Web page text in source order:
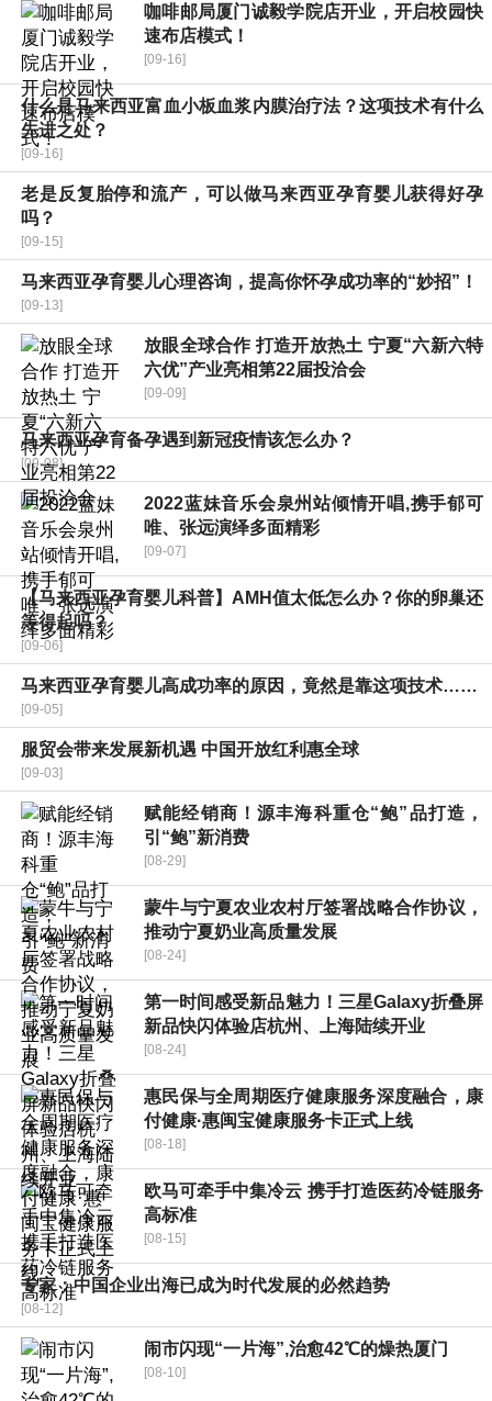
咖啡邮局厦门诚毅学院店开业，开启校园快
速布店模式！
[09-16]
什么是马来西亚富血小板血浆内膜治疗法？这项技术有什么
先进之处？
[09-16]
老是反复胎停和流产，可以做马来西亚孕育婴儿获得好孕
吗？
[09-15]
马来西亚孕育婴儿心理咨询，提高你怀孕成功率的“妙招”！
[09-13]
放眼全球合作 打造开放热土 宁夏“六新六特
六优”产业亮相第22届投洽会
[09-09]
马来西亚孕育备孕遇到新冠疫情该怎么办？
[09-08]
2022蓝妹音乐会泉州站倾情开唱,携手郁可
唯、张远演绎多面精彩
[09-07]
【马来西亚孕育婴儿科普】AMH值太低怎么办？你的卵巢还
等得起吗？
[09-06]
马来西亚孕育婴儿高成功率的原因，竟然是靠这项技术……
[09-05]
服贸会带来发展新机遇 中国开放红利惠全球
[09-03]
赋能经销商！源丰海科重仓“鲍”品打造，
引“鲍”新消费
[08-29]
蒙牛与宁夏农业农村厅签署战略合作协议，
推动宁夏奶业高质量发展
[08-24]
第一时间感受新品魅力！三星Galaxy折叠屏
新品快闪体验店杭州、上海陆续开业
[08-24]
惠民保与全周期医疗健康服务深度融合，康
付健康·惠闽宝健康服务卡正式上线
[08-18]
欧马可牵手中集冷云 携手打造医药冷链服务
高标准
[08-15]
专家：中国企业出海已成为时代发展的必然趋势
[08-12]
闹市闪现“一片海”,治愈42℃的燥热厦门
[08-10]